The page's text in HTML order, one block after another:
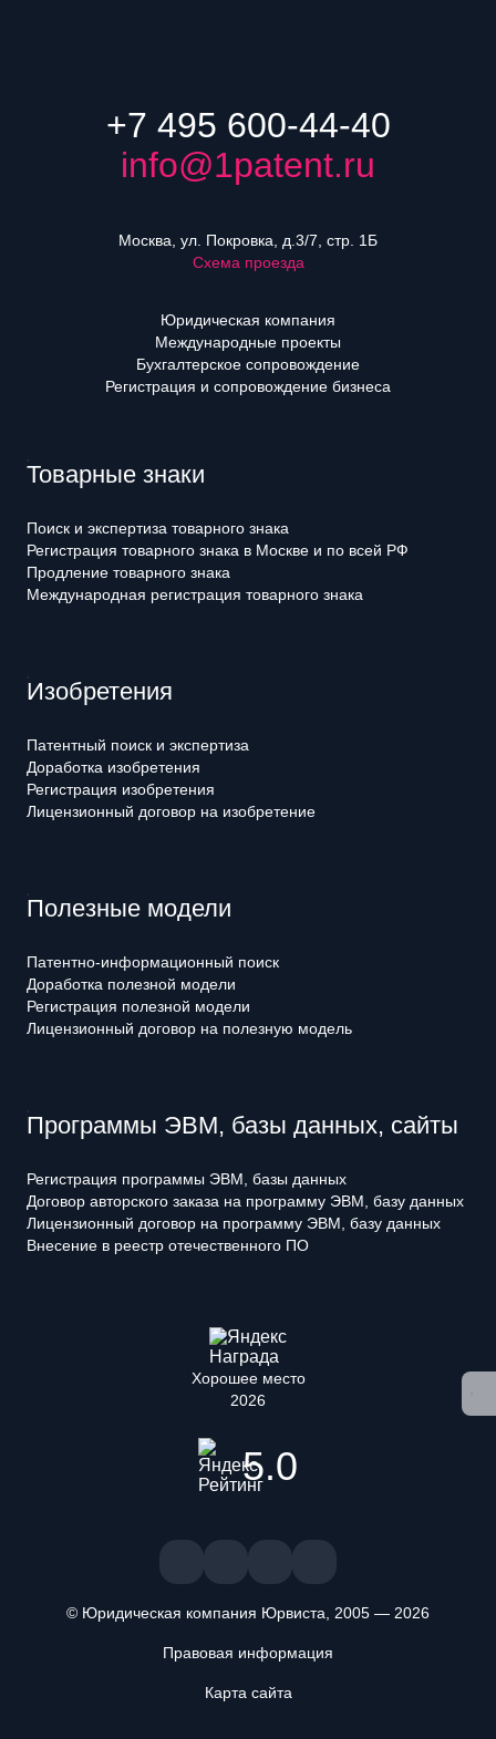
+7 495 600-44-40
info@1patent.ru
Москва, ул. Покровка, д.3/7, стр. 1Б
Схема проезда
Юридическая компания
Международные проекты
Бухгалтерское сопровождение
Регистрация и сопровождение бизнеса
Товарные знаки
Поиск и экспертиза товарного знака
Регистрация товарного знака в Москве и по всей РФ
Продление товарного знака
Международная регистрация товарного знака
Изобретения
Патентный поиск и экспертиза
Доработка изобретения
Регистрация изобретения
Лицензионный договор на изобретение
Полезные модели
Патентно-информационный поиск
Доработка полезной модели
Регистрация полезной модели
Лицензионный договор на полезную модель
Программы ЭВМ, базы данных, сайты
Регистрация программы ЭВМ, базы данных
Договор авторского заказа на программу ЭВМ, базу данных
Лицензионный договор на программу ЭВМ, базу данных
Внесение в реестр отечественного ПО
Хорошее место
2026
5.0
© Юридическая компания Юрвиста, 2005 — 2026
Правовая информация
Карта сайта